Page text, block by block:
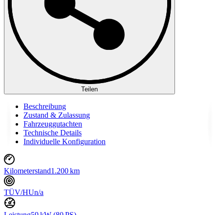
Teilen
Beschreibung
Zustand & Zulassung
Fahrzeuggutachten
Technische Details
Individuelle Konfiguration
Kilometerstand1.200 km
TÜV/HUn/a